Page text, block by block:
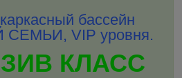
бассейн
VIP уровня.
КЛАСС